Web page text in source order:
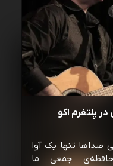
پلتفرم اکو
صداها تنها یک آوا
جمعی ما